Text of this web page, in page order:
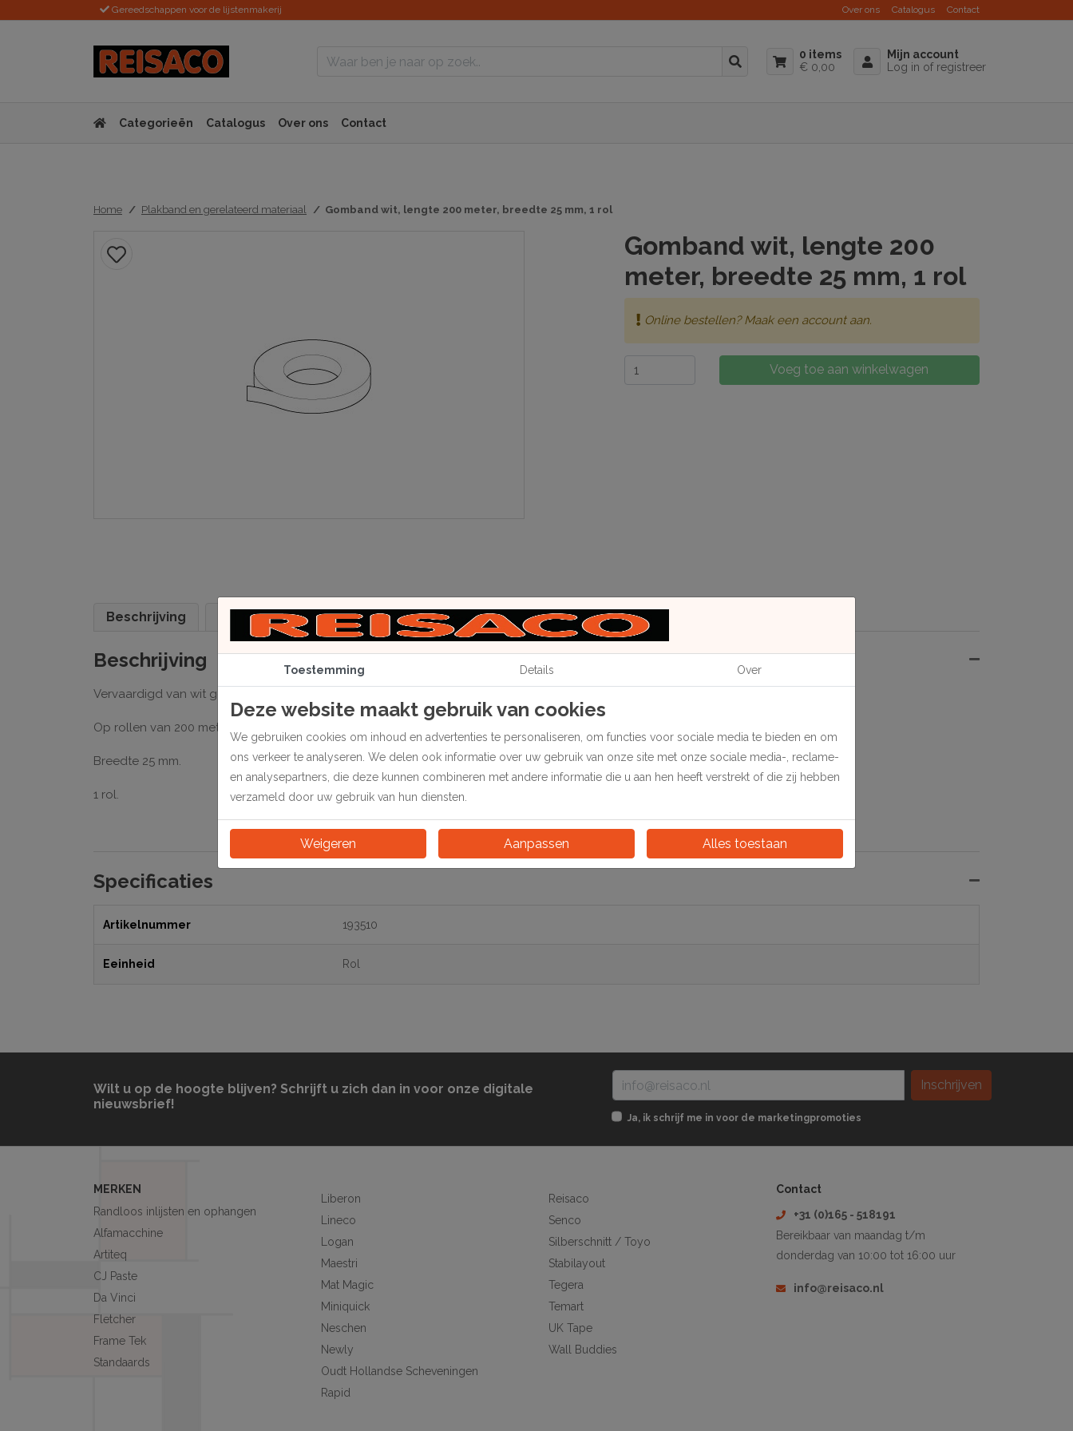
Gereedschappen voor de lijstenmakerij Over ons Catalogus Contact
0 items
€ 0,00
Mijn account
Log in of registreer
Categorieën Catalogus Over ons Contact
Home Plakband en gerelateerd materiaal Gomband wit, lengte 200 meter, breedte 25 mm, 1 rol
Gomband wit, lengte 200
meter, breedte 25 mm, 1 rol
Online bestellen? Maak een account aan.
Voeg toe aan winkelwagen
Beschrijving Specificaties
Beschrijving
Vervaardigd van wit gegomd papier dat door natmaken met water klevend wordt.
Op rollen van 200 meter.
Breedte 25 mm.
1 rol.
Specificaties
Artikelnummer 193510
Eeinheid Rol
Wilt u op de hoogte blijven? Schrijft u zich dan in voor onze digitale
nieuwsbrief!
Inschrijven
Ja, ik schrijf me in voor de marketingpromoties
MERKEN
Randloos inlijsten en ophangen
Alfamacchine
Artiteq
CJ Paste
Da Vinci
Fletcher
Frame Tek
Standaards
Liberon
Lineco
Logan
Maestri
Mat Magic
Miniquick
Neschen
Newly
Oudt Hollandse Scheveningen
Rapid
Reisaco
Senco
Silberschnitt / Toyo
Stabilayout
Tegera
Temart
UK Tape
Wall Buddies
Contact
+31 (0)165 - 518191
Bereikbaar van maandag t/m
donderdag van 10:00 tot 16:00 uur
info@reisaco.nl
Toestemming Details Over
Deze website maakt gebruik van cookies
We gebruiken cookies om inhoud en advertenties te personaliseren, om functies voor sociale media te bieden en om
ons verkeer te analyseren. We delen ook informatie over uw gebruik van onze site met onze sociale media-, reclame-
en analysepartners, die deze kunnen combineren met andere informatie die u aan hen heeft verstrekt of die zij hebben
verzameld door uw gebruik van hun diensten.
Weigeren Aanpassen Alles toestaan